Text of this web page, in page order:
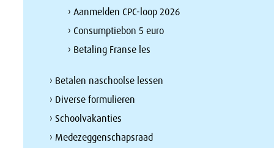
› Aanmelden CPC-loop 2026
› Consumptiebon 5 euro
› Betaling Franse les
› Betalen naschoolse lessen
› Diverse formulieren
› Schoolvakanties
› Medezeggenschapsraad